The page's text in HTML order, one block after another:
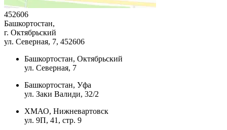
452606
Башкортостан,
г. Октябрьский
ул. Северная, 7, 452606
Башкортостан, Октябрьский
ул. Северная, 7
Башкортостан, Уфа
ул. Заки Валиди, 32/2
ХМАО, Нижневартовск
ул. 9П, 41, стр. 9